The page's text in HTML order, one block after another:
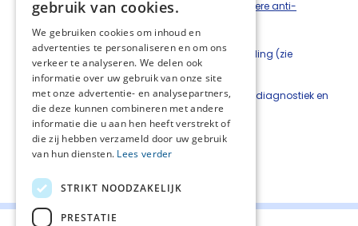
metoclopramide of haloperidol (zie
Andere anti-
Laxantia;
Toediening van vocht en eventueel voeding (zie
Voeding en vocht).
Zie voor een overzicht van alle stappen van de diagnostiek en
behandeling het stappenplan.
Deel deze pagina:
gebruik van cookies.
We gebruiken cookies om inhoud en
advertenties te personaliseren en om ons
verkeer te analyseren. We delen ook
informatie over uw gebruik van onze site
met onze advertentie- en analysepartners,
die deze kunnen combineren met andere
informatie die u aan hen heeft verstrekt of
die zij hebben verzameld door uw gebruik
van hun diensten. Lees verder
STRIKT NOODZAKELIJK
PRESTATIE